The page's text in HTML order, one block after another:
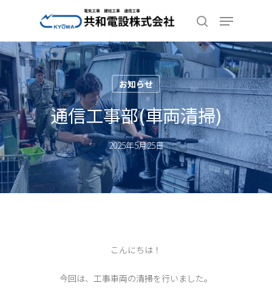
main
content
search
Menu
お知らせ
通信工事部(車両清掃)
2025年5月25日
こんにちは！
今回は、工事車両の清掃を行いました。
Menu